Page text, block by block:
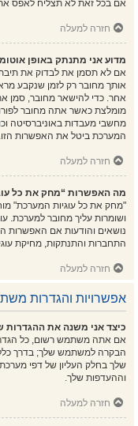
אם בכל זאת לא תצליח לאפס
חזרה למעלה
מדוע אני מתנתק באופן
אם לא תסמן את לבדוק את
אותך מחובר רק לזמן שנקבע
אחר. כדי להישאר מחובר, סמן
מומלצת כאשר אתה מחובר
מחשבי מעבדות באוניברסיטה
המערכת ביטל את האפשרות הזו.
חזרה למעלה
מה האפשרות “מחק את כל
ושומרות עליך מחובר למערכת.
נושאים והודעות אם האפשרות
התחברות והתנתקות, מחיקת
חזרה למעלה
אפשרויות והגדרות
כיצד אני משנה את ההגדרות
אם אתה משתמש רשום, כל
הבקרה למשתמש שלך; בדרך
שלך בחלק העליון של דפי
וההעדפות שלך.
חזרה למעלה